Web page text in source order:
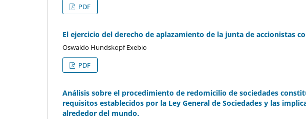
PDF
El ejercicio del derecho de aplazamiento de la junta de accionistas
Oswaldo Hundskopf Exebio
PDF
Análisis sobre el procedimiento de redomicilio de sociedades
requisitos establecidos por la Ley General de Sociedades y las
alrededor del mundo.